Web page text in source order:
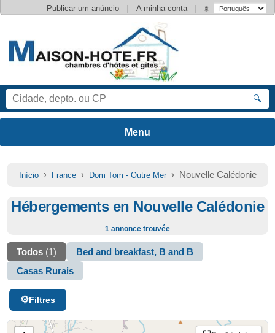
Publicar um anúncio | A minha conta | 🌐
🔍
Início› France› Dom Tom - Outre Mer› Nouvelle Calédonie
Hébergements en Nouvelle Calédonie
1 annonce trouvée
Todos (1)
Bed and breakfast, B and B
Casas Rurais
Filtres